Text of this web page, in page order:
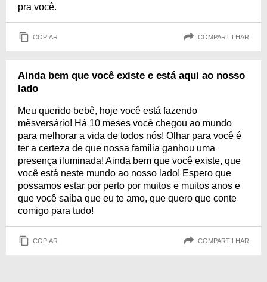
pra você.
COPIAR COMPARTILHAR
Ainda bem que você existe e está aqui ao nosso
lado
Meu querido bebê, hoje você está fazendo
mêsversário! Há 10 meses você chegou ao mundo
para melhorar a vida de todos nós! Olhar para você é
ter a certeza de que nossa família ganhou uma
presença iluminada! Ainda bem que você existe, que
você está neste mundo ao nosso lado! Espero que
possamos estar por perto por muitos e muitos anos e
que você saiba que eu te amo, que quero que conte
comigo para tudo!
COPIAR COMPARTILHAR